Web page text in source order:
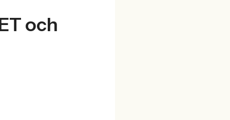
och